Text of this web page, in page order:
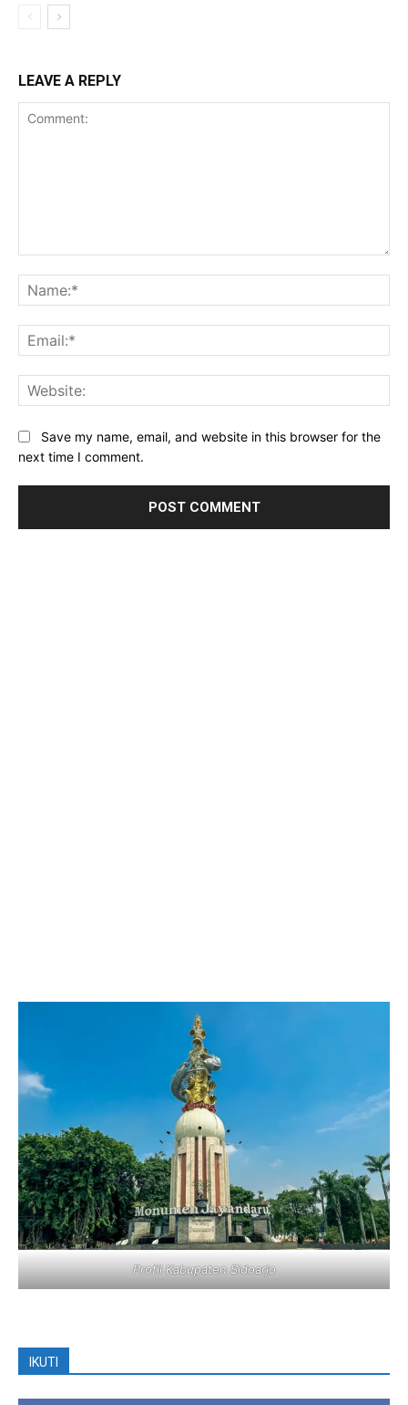
LEAVE A REPLY
Save my name, email, and website in this browser for the
next time I comment.
Profil Kabupaten Sidoarjo
IKUTI